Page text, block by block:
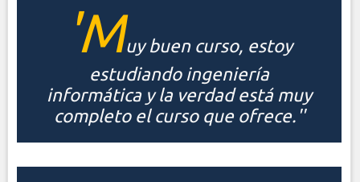
'Muy buen curso, estoy
estudiando ingeniería
informática y la verdad está muy
completo el curso que ofrece.''